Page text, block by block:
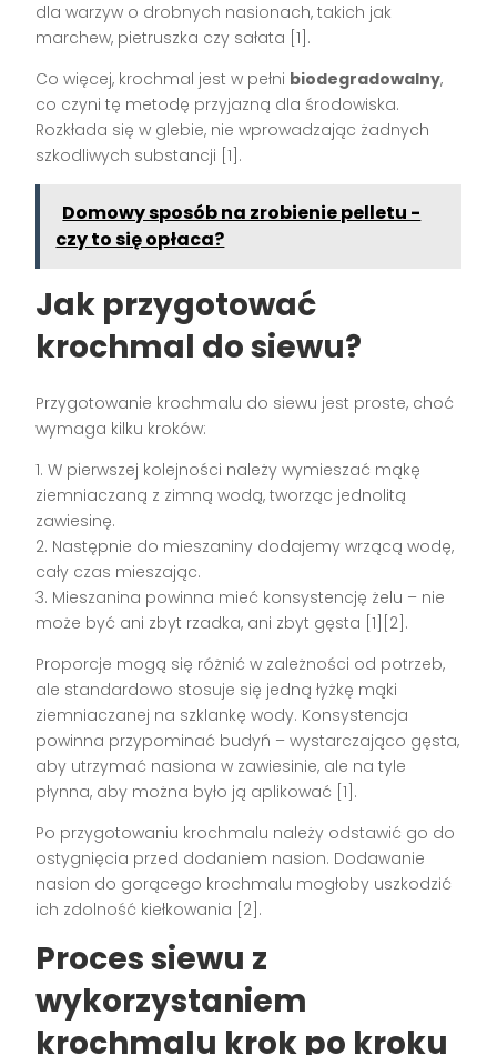
dla warzyw o drobnych nasionach, takich jak
marchew, pietruszka czy sałata [1].
Co więcej, krochmal jest w pełni biodegradowalny,
co czyni tę metodę przyjazną dla środowiska.
Rozkłada się w glebie, nie wprowadzając żadnych
szkodliwych substancji [1].
Domowy sposób na zrobienie pelletu -
czy to się opłaca?
Jak przygotować
krochmal do siewu?
Przygotowanie krochmalu do siewu jest proste, choć
wymaga kilku kroków:
1. W pierwszej kolejności należy wymieszać mąkę
ziemniaczaną z zimną wodą, tworząc jednolitą
zawiesinę.
2. Następnie do mieszaniny dodajemy wrzącą wodę,
cały czas mieszając.
3. Mieszanina powinna mieć konsystencję żelu – nie
może być ani zbyt rzadka, ani zbyt gęsta [1][2].
Proporcje mogą się różnić w zależności od potrzeb,
ale standardowo stosuje się jedną łyżkę mąki
ziemniaczanej na szklankę wody. Konsystencja
powinna przypominać budyń – wystarczająco gęsta,
aby utrzymać nasiona w zawiesinie, ale na tyle
płynna, aby można było ją aplikować [1].
Po przygotowaniu krochmalu należy odstawić go do
ostygnięcia przed dodaniem nasion. Dodawanie
nasion do gorącego krochmalu mogłoby uszkodzić
ich zdolność kiełkowania [2].
Proces siewu z
wykorzystaniem
krochmalu krok po kroku